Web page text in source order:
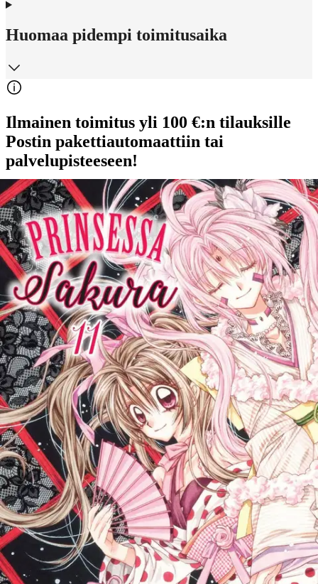
Huomaa pidempi toimitusaika
Ilmainen toimitus yli 100 €:n tilauksille
Postin pakettiautomaattiin tai
palvelupisteeseen!
Etu ei koske Suuri‑lisäpalvelulla toimitettavia tuotteita.
Tarkista myymäläsaatavuus
Ei saatavilla
Tuotekuvaus
Romanttinen seikkailu keskiajan Japanissa! Lukijoiden suosikki
Arina Tanemuran mangaa julkaistaan taas pitkästä aikaa suomeksi.
Kohakulle paljastuvat Hayaten tunteet Rurijoota kohtaan. Myös
Enju saa selville kaksikon läheiset välit, eikä hän kohtele pettureita
hyvin. Pian Rurijoo vannoo surmaavansa Sakuran... Ikäsuositus:
11+
Ominaisuudet